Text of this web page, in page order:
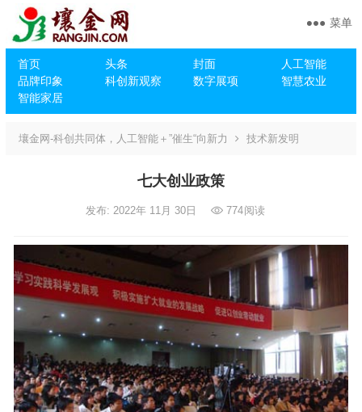
首页 头条 封面
人工智能
品牌印象
科创新观察 数字展项
智慧农业
智能家居
菜单
壤金网-科创共同体，人工智能＋”催生“向新力 技术新发明
七大创业政策
发布: 2022年 11月 30日 774阅读